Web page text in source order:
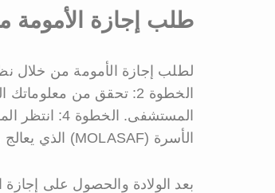
طلب إجازة
المستشفى.
الأسرة (MOLASAF) الذي يعالج هذا النوع من الطلبات. الخطوة 5: سيتم بعد ذلك إرسال بعض الوثائق
بعد الولادة والحصول على إجازة